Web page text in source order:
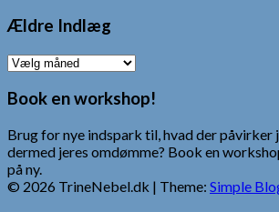
Ældre Indlæg
Ældre
Indlæg
Book en workshop!
Brug for nye indspark til, hvad der påvirker
dermed jeres omdømme? Book en
på ny.
© 2026 TrineNebel.dk | Theme: Simple